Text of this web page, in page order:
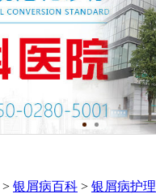
> 银屑病百科 > 银屑病护理